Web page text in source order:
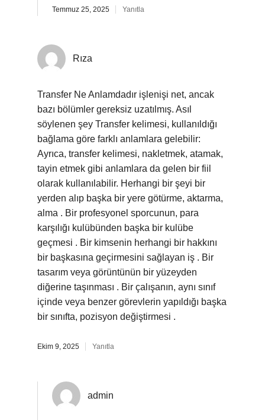
Temmuz 25, 2025 Yanıtla
Rıza
Transfer Ne Anlamdadır işlenişi net, ancak
bazı bölümler gereksiz uzatılmış. Asıl
söylenen şey Transfer kelimesi, kullanıldığı
bağlama göre farklı anlamlara gelebilir:
Ayrıca, transfer kelimesi, nakletmek, atamak,
tayin etmek gibi anlamlara da gelen bir fiil
olarak kullanılabilir. Herhangi bir şeyi bir
yerden alıp başka bir yere götürme, aktarma,
alma . Bir profesyonel sporcunun, para
karşılığı kulübünden başka bir kulübe
geçmesi . Bir kimsenin herhangi bir hakkını
bir başkasına geçirmesini sağlayan iş . Bir
tasarım veya görüntünün bir yüzeyden
diğerine taşınması . Bir çalışanın, aynı sınıf
içinde veya benzer görevlerin yapıldığı başka
bir sınıfta, pozisyon değiştirmesi .
Ekim 9, 2025 Yanıtla
admin